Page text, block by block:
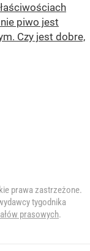
piwo jest
Czy jest dobre,
prawa zastrzeżone.
tygodnika
prasowych.